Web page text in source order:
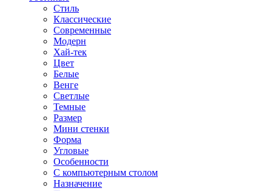
Стиль
Классические
Современные
Модерн
Хай-тек
Цвет
Белые
Венге
Светлые
Темные
Размер
Мини стенки
Форма
Угловые
Особенности
С компьютерным столом
Назначение